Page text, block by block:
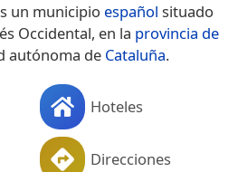
un municipio español situado
Occidental, en la provincia de
autónoma de Cataluña.
Hoteles
Direcciones